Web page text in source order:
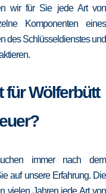
wir für Sie jede Art von
Komponenten eines
des Schlüsseldienstes und
für Wölferbütt
immer nach dem
auf unsere Erfahrung. Die
vielen Jahren jede Art von